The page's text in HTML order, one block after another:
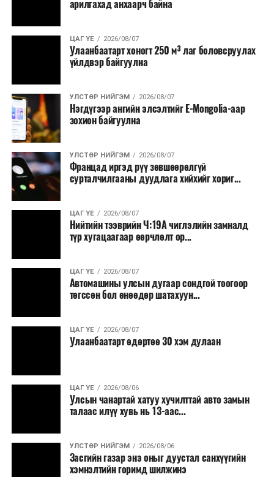
арилгахад анхаарч байна
ЦАГ ҮЕ 2026/08/07
Улаанбаатарт хоногт 250 м³ лаг боловсруулах
үйлдвэр байгуулна
УЛСТӨР НИЙГЭМ 2026/08/07
Нэгдүгээр ангийн элсэлтийг E-Mongolia-аар
зохион байгуулна
УЛСТӨР НИЙГЭМ 2026/08/07
Францад иргэд рүү зөвшөөрөлгүй
сурталчилгааны дуудлага хийхийг хориг...
ЦАГ ҮЕ 2026/08/07
Нийтийн тээврийн Ч:19А чиглэлийн замналд
түр хугацаагаар өөрчлөлт ор...
ЦАГ ҮЕ 2026/08/07
Автомашины улсын дугаар сондгой тоогоор
төгссөн бол өнөөдөр шатахуун...
ЦАГ ҮЕ 2026/08/07
Улаанбаатарт өдөртөө 30 хэм дулаан
ЦАГ ҮЕ 2026/08/06
Улсын чанартай хатуу хучилттай авто замын
талаас илүү хувь нь 13-аас...
УЛСТӨР НИЙГЭМ 2026/08/06
Засгийн газар энэ оныг дуустал санхүүгийн
хэмнэлтийн горимд шилжинэ